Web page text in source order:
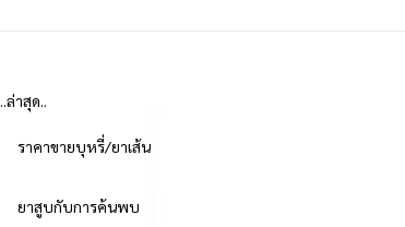
..ล่าสุด..
ราคาขายบุหรี่/ยาเส้น
ยาสูบกับการค้นพบ